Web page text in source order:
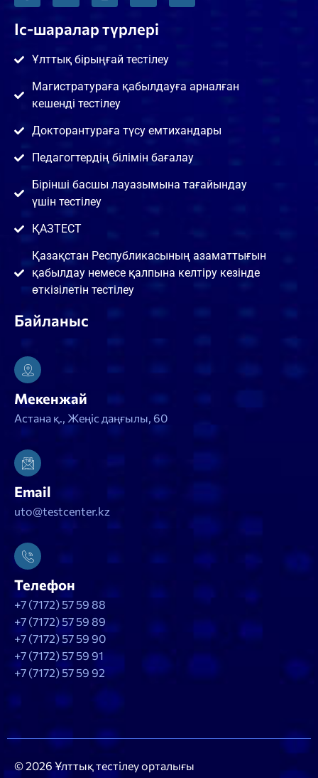
Іс-шаралар түрлері
Ұлттық бірыңғай тестілеу
Магистратураға қабылдауға арналған
кешенді тестілеу
Докторантураға түсу емтихандары
Педагогтердің білімін бағалау
Бірінші басшы лауазымына тағайындау
үшін тестілеу
ҚАЗТЕСТ
Қазақстан Республикасының азаматтығын
қабылдау немесе қалпына келтіру кезінде
өткізілетін тестілеу
Байланыс
Мекенжай
Астана қ., Жеңіс даңғылы, 60
Email
uto@testcenter.kz
Телефон
+7 (7172) 57 59 88
+7 (7172) 57 59 89
+7 (7172) 57 59 90
+7 (7172) 57 59 91
+7 (7172) 57 59 92
© 2026 Ұлттық тестілеу орталығы